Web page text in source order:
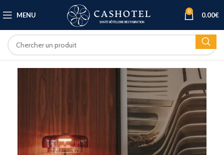
MENU 0 0.00€